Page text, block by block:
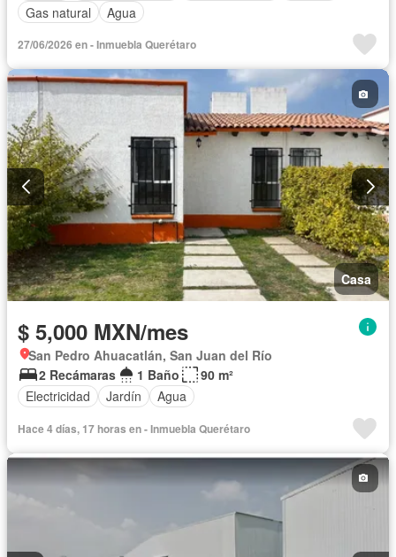
Gas natural
Agua
27/06/2026 en - Inmuebla Querétaro
Casa
$ 5,000 MXN/mes
San Pedro Ahuacatlán, San Juan del Río
2 Recámaras
1 Baño
90 m²
Electricidad
Jardín Agua
Hace 4 días, 17 horas en - Inmuebla Querétaro